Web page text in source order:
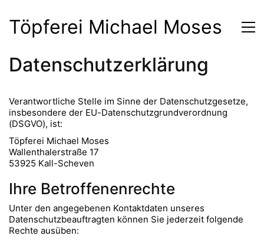
Töpferei Michael Moses
Datenschutzerklärung
Verantwortliche Stelle im Sinne der Datenschutzgesetze,
insbesondere der EU-Datenschutzgrundverordnung
(DSGVO), ist:
Töpferei Michael Moses
Wallenthalerstraße 17
53925 Kall-Scheven
Ihre Betroffenenrechte
Unter den angegebenen Kontaktdaten unseres
Datenschutzbeauftragten können Sie jederzeit folgende
Rechte ausüben: